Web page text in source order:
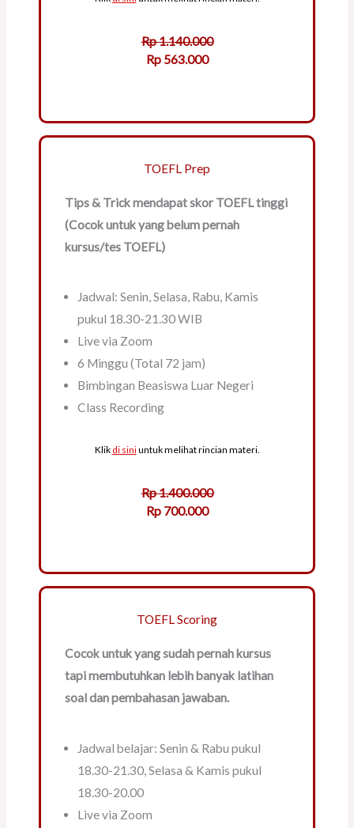
Rp 1.140.000
Rp 563.000
TOEFL Prep
Tips & Trick mendapat skor TOEFL tinggi
(Cocok untuk yang belum pernah
kursus/tes TOEFL)
Jadwal: Senin, Selasa, Rabu, Kamis
pukul 18.30-21.30 WIB
Live via Zoom
6 Minggu (Total 72 jam)
Bimbingan Beasiswa Luar Negeri
Class Recording
Klik di siniuntuk melihat rincian materi.
Rp 1.400.000
Rp 700.000
TOEFL Scoring
Cocok untuk yang sudah pernah kursus
tapi membutuhkan lebih banyak latihan
soal dan pembahasan jawaban.
Jadwal belajar: Senin & Rabu pukul
18.30-21.30, Selasa & Kamis pukul
18.30-20.00
Live via Zoom